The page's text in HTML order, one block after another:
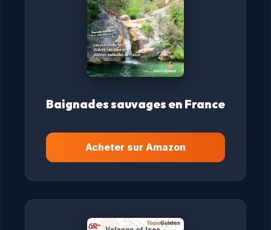
Baignades sauvages en France
Acheter sur Amazon